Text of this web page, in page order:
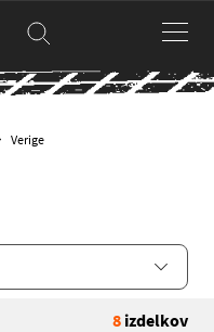
Verige
8 izdelkov